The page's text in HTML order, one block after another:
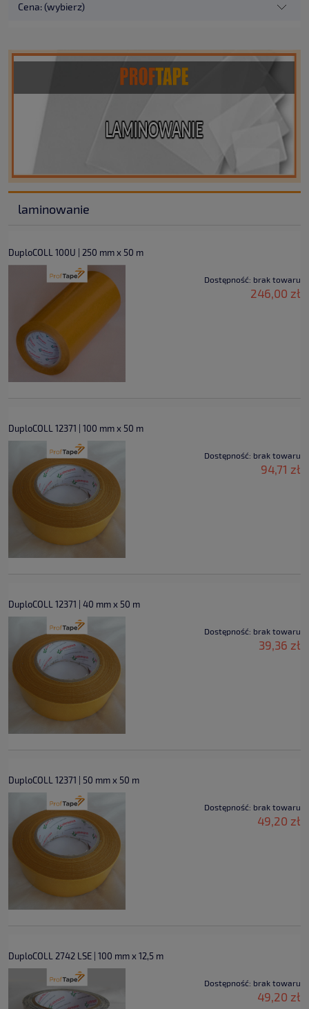
Cena: (wybierz)
laminowanie
DuploCOLL 100U | 250 mm x 50 m
Dostępność: brak towaru
246,00 zł
DuploCOLL 12371 | 100 mm x 50 m
Dostępność: brak towaru
94,71 zł
DuploCOLL 12371 | 40 mm x 50 m
Dostępność: brak towaru
39,36 zł
DuploCOLL 12371 | 50 mm x 50 m
Dostępność: brak towaru
49,20 zł
DuploCOLL 2742 LSE | 100 mm x 12,5 m
Dostępność: brak towaru
49,20 zł